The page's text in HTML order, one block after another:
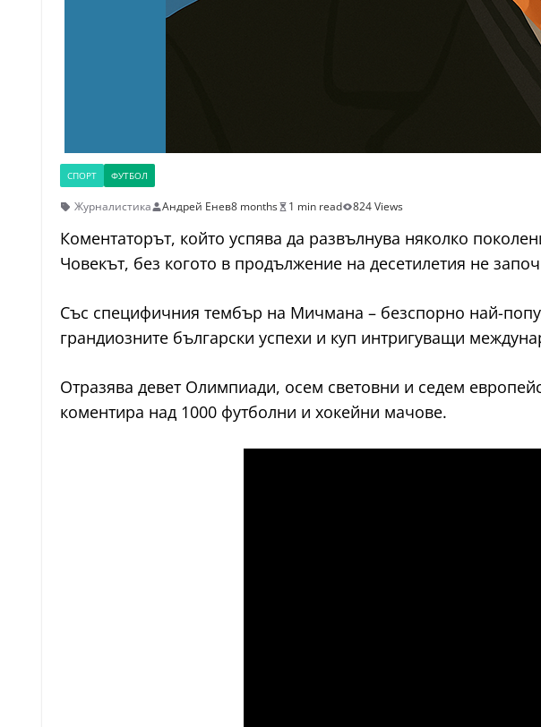
СПОРТ ФУТБОЛ
Журналистика Андрей Енев8 months 1 min read 824 Views
Коментаторът, който успява да развълнува няколко
Човекът, без когото в продължение на десетилетия не
Със специфичния тембър на Мичмана – безспорно най-
грандиозните български успехи и куп интригуващи
Oтразява девет Олимпиади, осем световни и седем
коментира над 1000 футболни и хокейни мачове.